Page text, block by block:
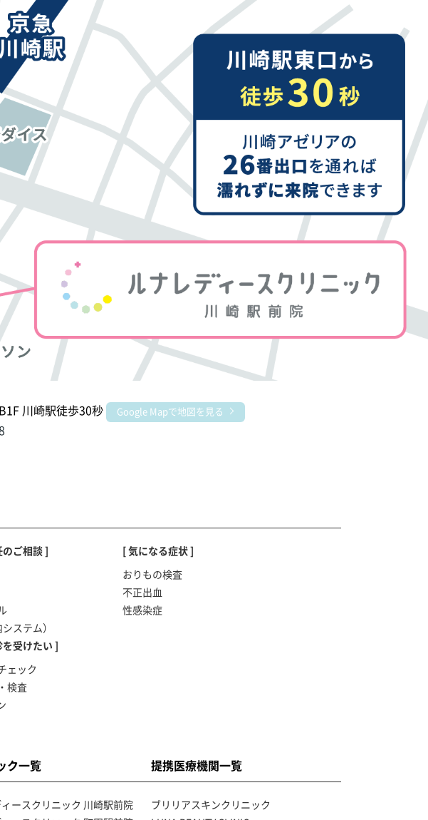
川崎駅徒歩30秒 Google Mapで地図を見る
ご相談 ]
ステム）
[ 気になる症状 ]
おりもの検査
不正出血
性感染症
を受けたい ]
ェック
検査
ク一覧
ィースクリニック 川崎駅前院
提携医療機関一覧
ブリリアスキンクリニック